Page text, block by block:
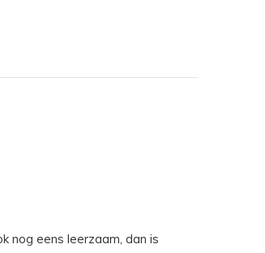
nog eens leerzaam, dan is